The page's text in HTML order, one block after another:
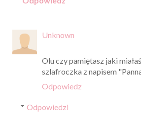
Unknown
Olu czy pamiętasz jaki
szlafroczka z napisem
Odpowiedz
Odpowiedzi